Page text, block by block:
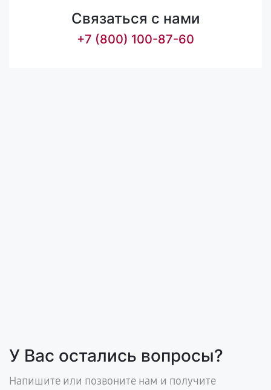
Связаться с нами
+7 (800) 100-87-60
У Вас остались вопросы?
Напишите или позвоните нам и получите